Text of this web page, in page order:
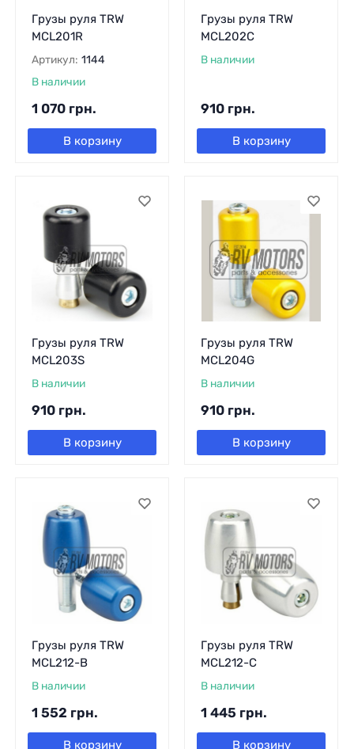
Грузы руля TRW
MCL201R
Артикул: 1144
В наличии
1 070 грн.
В корзину
Грузы руля TRW
MCL202C
В наличии
910 грн.
В корзину
Грузы руля TRW
MCL203S
В наличии
910 грн.
В корзину
Грузы руля TRW
MCL204G
В наличии
910 грн.
В корзину
Грузы руля TRW
MCL212-B
В наличии
1 552 грн.
В корзину
Грузы руля TRW
MCL212-C
В наличии
1 445 грн.
В корзину